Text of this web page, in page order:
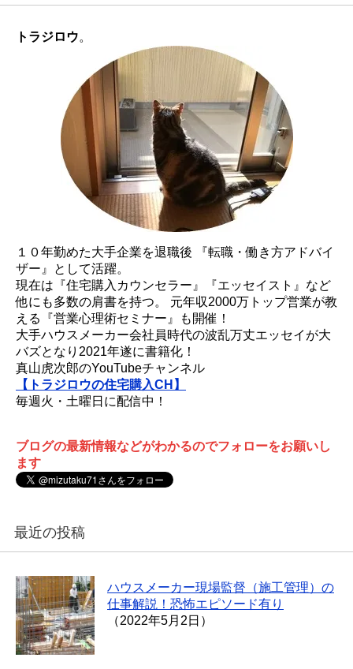
トラジロウ。
１０年勤めた大手企業を退職後 『転職・働き方アドバイ
ザー』として活躍。
現在は『住宅購入カウンセラー』『エッセイスト』など
他にも多数の肩書を持つ。 元年収2000万トップ営業が教
える『営業心理術セミナー』も開催！
大手ハウスメーカー会社員時代の波乱万丈エッセイが大
バズとなり2021年遂に書籍化！
真山虎次郎のYouTubeチャンネル
【トラジロウの住宅購入CH】
毎週火・土曜日に配信中！
ブログの最新情報などがわかるのでフォローをお願いし
ます
最近の投稿
ハウスメーカー現場監督（施工管理）の
仕事解説！恐怖エピソード有り
（2022年5月2日）